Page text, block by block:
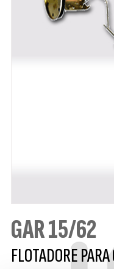
GAR 15/62
FLOTADORE